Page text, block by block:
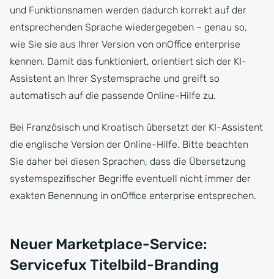
und Funktionsnamen werden dadurch korrekt auf der
entsprechenden Sprache wiedergegeben – genau so,
wie Sie sie aus Ihrer Version von onOffice enterprise
kennen. Damit das funktioniert, orientiert sich der KI-
Assistent an Ihrer Systemsprache und greift so
automatisch auf die passende Online-Hilfe zu.
Bei Französisch und Kroatisch übersetzt der KI-Assistent
die englische Version der Online-Hilfe. Bitte beachten
Sie daher bei diesen Sprachen, dass die Übersetzung
systemspezifischer Begriffe eventuell nicht immer der
exakten Benennung in onOffice enterprise entsprechen.
Neuer Marketplace-Service:
Servicefux Titelbild-Branding